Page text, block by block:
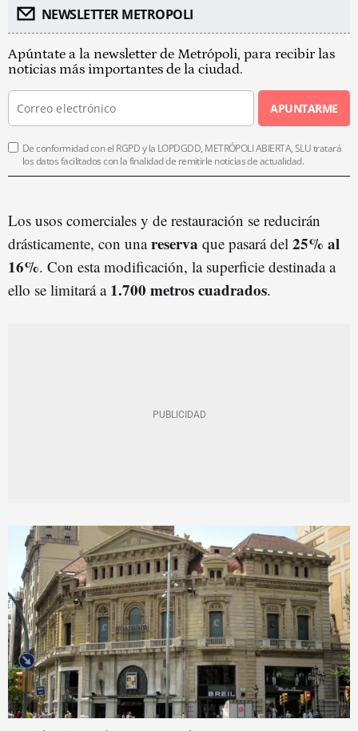
NEWSLETTER METROPOLI
Apúntate a la newsletter de Metrópoli, para recibir las
noticias más importantes de la ciudad.
APUNTARME
De conformidad con el RGPD y la LOPDGDD, METRÓPOLI ABIERTA, SLU tratará
los datos facilitados con la finalidad de remitirle noticias de actualidad.
Los usos comerciales y de restauración se reducirán
drásticamente, con unareserva que pasará del 25% al
16%. Con esta modificación, la superficie destinada a
ello se limitará a1.700 metros cuadrados.